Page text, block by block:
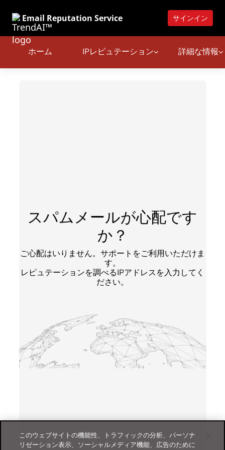
Email Reputation Service サインイン
ホーム IPレピュテーション 詳細な情報
スパムメールが心配です
か？
ご心配はいりません。サポートをご利用いただけま
す。
レピュテーションを調べるIPアドレスを入力してく
ださい。
このウェブサイトの機能性、トラフィックの分析、パーソナ
リゼーション表示、ソーシャルメディア機能、広告のために